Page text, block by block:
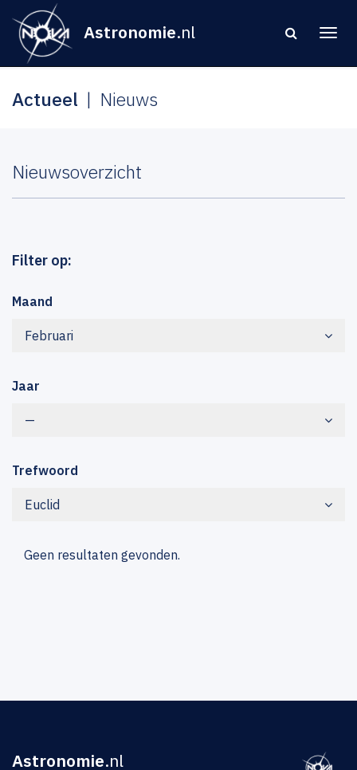
Astronomie.nl
Actueel Nieuws
Nieuwsoverzicht
Filter op:
Maand
Februari
Jaar
—
Trefwoord
Euclid
Geen resultaten gevonden.
Astronomie.nl